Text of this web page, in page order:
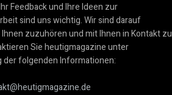
Feedback und Ihre Ideen zur
sind uns wichtig. Wir sind darauf
zuzuhören und mit Ihnen in Kontakt zu
Sie heutigmagazine unter
der folgenden Informationen: